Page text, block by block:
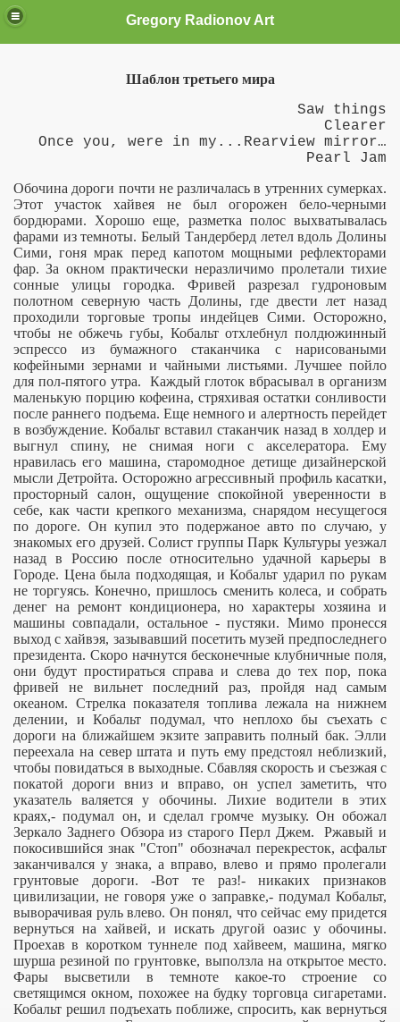
Gregory Radionov Art
Шаблон третьего мира
Saw things
Clearer
Once you, were in my...Rearview mirror…
Pearl Jam
Обочина дороги почти не различалась в утренних сумерках.
Этот участок хайвея не был огорожен бело-черными
бордюрами. Xорошо еще, разметка полос выхватывалась
фарами из темноты. Белый Тандерберд летел вдоль Долины
Сими, гоня мрак перед капотом мощными рефлекторами
фар. За окном практически неразличимо пролетали тихие
сонные улицы городка. Фривей разрезал гудроновым
полотном северную часть Долины, где двести лет назад
проходили торговые тропы индейцев Сими. Осторожно,
чтобы не обжечь губы, Кобальт отхлебнул полдюжинный
эспрессо из бумажного стаканчика с нарисоваными
кофейными зернами и чайными листьями. Лучшее пойло
для пол-пятого утра.
Каждый глоток вбрасывал в организм
маленькую порцию кофеина, стряхивая остатки сонливости
после раннего подъема. Eще немного и алертность перейдет
в возбуждение. Кобальт вставил стаканчик назад в холдер и
выгнул спину, не снимая ноги с акселератора. Ему
нравилась его машина, старомодное детище дизайнерской
мысли Детройта. Oсторожно агрессивный профиль касатки,
просторный салон, ощущение спокойной уверенности в
себе, как части крепкого механизма, снарядом несущегося
по дороге. Он купил это подержаное авто по случаю, у
знакомых его друзей. Солист группы Парк Культуры уезжал
назад в Россию после относительно удачной карьеры в
Городе. Цена была подходящая, и Кобальт ударил по рукам
не торгуясь. Конечно, пришлось сменить колеса, и собрать
денег на ремонт кондиционера, но характеры хозяина и
машины совпадали, остальное - пустяки. Мимо пронесся
выход с хайвэя, зазывавший посетить музей предпоследнего
президента. Скоро начнутся бесконечные клубничные поля,
они будут простираться справа и слева до тех пор, пока
фривей не вильнет последний раз, пройдя над самым
океаном. Стрелка показателя топлива лежала на нижнем
делении, и Кобальт подумал, что неплохо бы съехать с
дороги на ближайшем экзите заправить полный бак. Элли
переехала на север штата и путь ему предстоял неблизкий,
чтобы повидаться в выходные. Сбавляя скорость и съезжая с
покатой дороги вниз и вправо, он успел заметить, что
указатель валяется у обочины. Лихие водители в этих
краях,- подумал он, и сделал громче музыку. Он обожал
Зеркало Заднего Обзора из старого Перл Джем.
Ржавый и
покосившийся знак "Стоп" обозначал перекресток, асфальт
заканчивался у знака, а вправо, влево и прямо пролегали
грунтовые дороги. -Вот те раз!- никаких признаков
цивилизации, не говоря уже о заправке,- подумал Кобальт,
выворачивая руль влево. Он понял, что сейчас ему придется
вернуться на хайвей, и искать другой оазис у обочины.
Проехав в коротком туннеле под хайвеем, машина, мягко
шурша резиной по грунтовке, выползла на открытое место.
Фары высветили в темноте какое-то строение со
светящимся окном, похожее на будку торговца сигаретами.
Кобальт решил подъехать поближе, спросить, как вернуться